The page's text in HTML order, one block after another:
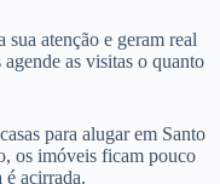
atenção e geram real
as visitas o quanto
para alugar em Santo
os imóveis ficam pouco
é acirrada.